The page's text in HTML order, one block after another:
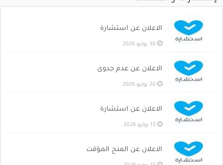
الاعلان عن استشارة
30 يوليو 2026
الاعلان عن عدم جدوى
20 يوليو 2026
الاعلان عن استشارة
15 يوليو 2026
الاعلان عن المنح المؤقت